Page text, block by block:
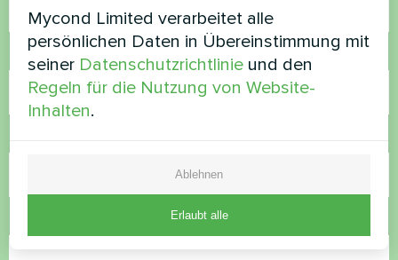
Rufnummer
Mycond Limited verarbeitet alle
persönlichen Daten in Übereinstimmung mit
seiner Datenschutzrichtlinie und den
Regeln für die Nutzung von Website-
Inhalten.
Ablehnen
Erlaubt alle